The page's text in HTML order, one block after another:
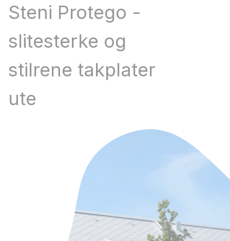
Steni Protego -
slitesterke og
stilrene takplater
ute